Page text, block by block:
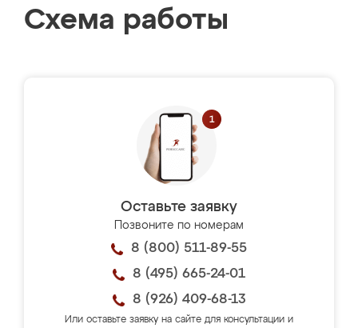
Схема работы
Оставьте заявку
Позвоните по номерам
8 (800) 511-89-55
8 (495) 665-24-01
8 (926) 409-68-13
Или оставьте заявку на сайте для консультации и